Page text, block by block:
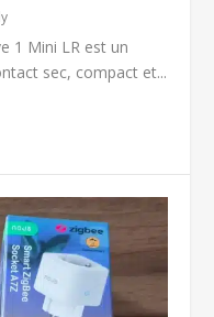
1 Mini LR est un
sec, compact et...